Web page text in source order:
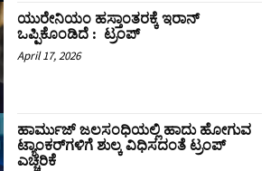
ಯುರೇನಿಯಂ ಹಸ್ತಾಂತರಕ್ಕೆ ಇರಾನ್‌
ಒಪ್ಪಿಕೊಂಡಿದೆ : ಟ್ರಂಪ್‌
April 17, 2026
ಹಾರ್ಮುಜ್‌ ಜಲಸಂಧಿಯಲ್ಲಿ ಹಾದು ಹೋಗುವ
ಟ್ಯಾಂಕರ್‌ಗಳಿಗೆ ಶುಲ್ಕ ವಿಧಿಸದಂತೆ ಟ್ರಂಪ್‌
ಎಚ್ಚರಿಕೆ